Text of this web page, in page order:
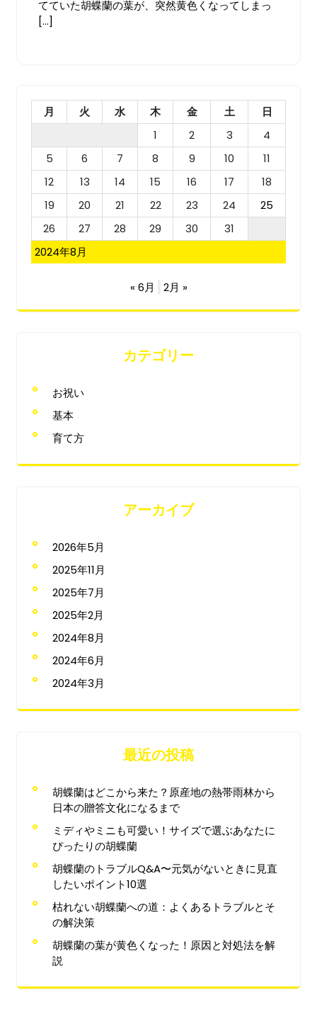
あ
てていた胡蝶蘭の葉が、突然黄色くなってしまっ
[…]
2024年8月
月 火 水 木 金 土
日
1
2 3
4
5
6 7 8 9 10
11
12
13 14 15 16 17
18
19
20 21 22 23 24
25
26
27 28 29 30 31
« 6月 2月 »
カテゴリー
お祝い
基本
育て方
アーカイブ
2026年5月
2025年11月
2025年7月
2025年2月
2024年8月
2024年6月
2024年3月
最近の投稿
胡蝶蘭はどこから来た？原産地の熱帯雨林から
日本の贈答文化になるまで
ミディやミニも可愛い！サイズで選ぶあなたに
ぴったりの胡蝶蘭
胡蝶蘭のトラブルQ&A〜元気がないときに見直
したいポイント10選
枯れない胡蝶蘭への道：よくあるトラブルとそ
の解決策
胡蝶蘭の葉が黄色くなった！原因と対処法を解
説